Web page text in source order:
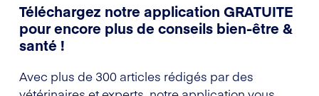
Téléchargez notre application GRATUITE
pour encore plus de conseils bien-être &
santé !
Avec plus de 300 articles rédigés par des